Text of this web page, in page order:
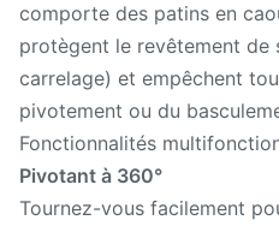
comporte des patins en
protègent le revêtement de
carrelage) et empêchent
pivotement ou du
Fonctionnalités
Pivotant à 360°
Tournez-vous facilement